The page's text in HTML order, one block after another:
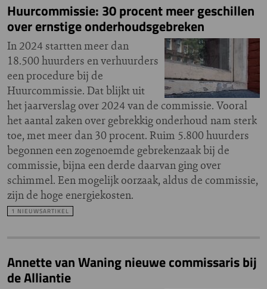
Huurcommissie: 30 procent meer geschillen
over ernstige onderhoudsgebreken
In 2024 startten meer dan
18.500 huurders en verhuurders
een procedure bij de
Huurcommissie. Dat blijkt uit
het jaarverslag over 2024 van de commissie. Vooral
het aantal zaken over gebrekkig onderhoud nam sterk
toe, met meer dan 30 procent. Ruim 5.800 huurders
begonnen een zogenoemde gebrekenzaak bij de
commissie, bijna een derde daarvan ging over
schimmel. Een mogelijk oorzaak, aldus de commissie,
zijn de hoge energiekosten.
1 NIEUWSARTIKEL
Annette van Waning nieuwe commissaris bij
de Alliantie